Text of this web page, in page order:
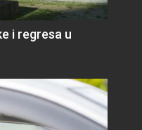
i regresa u